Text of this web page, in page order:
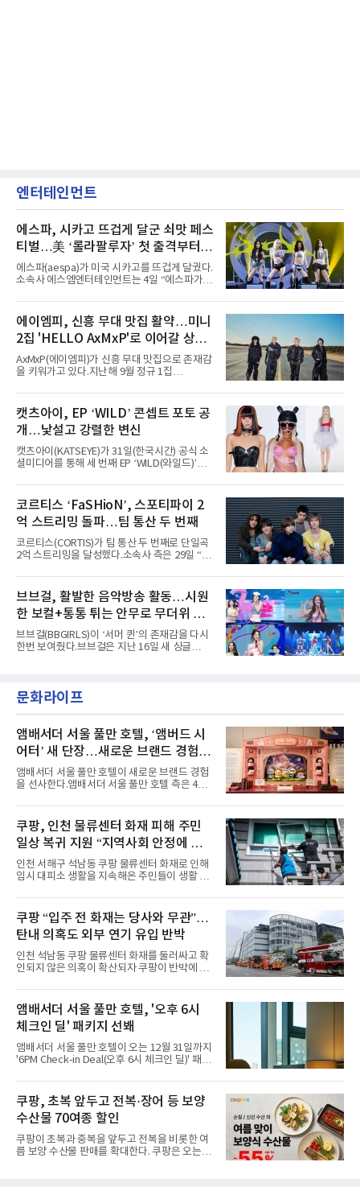
엔터테인먼트
에스파, 시카고 뜨겁게 달군 쇠맛 페스
티벌…美 ‘롤라팔루자’ 첫 출격부터
증명한 존재감
에스파(aespa)가 미국 시카고를 뜨겁게 달궜다.
소속사 에스엠엔터테인먼트는 4일 “에스파가
서 열린 ‘롤라팔루자 시카고’(Lollapalooza
Chicago)의 알리안츠 스테이지에 올랐다”며
“총 14곡으로 구성된 세트리스트를 선사, 데뷔 7
년 차다운 노련한 무대 매너와 파워풀한 에너지
로 현장의 분위기를 압도했다”고 밝혔다.1991
년 시작된 ‘롤라팔루자’는 8개 스테이지, 170여
팀의 아티스트와 40만 명 이상의 관객이 운집하
코르티스 등 K팝 스타들이 출연진 명단에 이름
을 올렸다.이날 에스파는
에이엠피, 신흥 무대 맛집 활약…미니
2집 'HELLO AxMxP'로 이어갈 상승
세
AxMxP(에이엠피)가 신흥 무대 맛집으로 존재감
을 키워가고 있다.지난해 9월 정규 1집
AxMxP는 데뷔 전부터 버스킹과 각종 페스티벌,
공연 무대에 오르며 실전 경험을 쌓아왔다.이들
은 소속사 패밀리 콘서트를 비롯해 '뷰티풀 민트
라이프 2025', '2025 부산국제록페스티벌' 등 대
형 무대에 잇달아 출연해 당찬 에너지와 풋풋한
매력으로 음악팬들의 눈도장을 찍었다.이후
AxMxP는 '카운트다운 판타지 2025-2026',
정적인 실력을 입증했고, 올해 '2026 어썸뮤직
페스티벌', '뷰티풀 민트 라이프 2026', '2026
캣츠아이, EP ‘WILD’ 콘셉트 포토 공
개…낯설고 강렬한 변신
캣츠아이(KATSEYE)가 31일(한국시간) 공식 소
셜미디어를 통해 세 번째 EP ‘WILD(와일드)’의
heart(와일드 하트)’라는 제목이 붙은 콘셉트 포
토에는 멤버들의 본능적이고 야성적인 면모가
강렬하게 담겼다. 짙은 아이섀도와 푸른빛·금빛·
붉은빛의 컬러 렌즈가 비현실적인 분위기를 자
아내고, 여러 원색이 불규칙하게 뒤섞인 멀티컬
러 헤어와 과감한 블루·블랙 립 메이크업이 낯설
고도 매혹적인 비주얼을 완성했다.스타일링 역
엣을 거침없이 결합했다. 멤버들은 각기 다른 개
성을 살린 스타일링을 선
코르티스 ‘FaSHioN’, 스포티파이 2
억 스트리밍 돌파…팀 통산 두 번째
코르티스(CORTIS)가 팀 통산 두 번째로 단일곡
2억 스트리밍을 달성했다.소속사 측은 29일 “코
벌 오디오·음원 스트리밍 플랫폼 스포티파이에
서 27일 자로 누적 재생 수 2억 회를 돌파했
다”고 밝혔다.곡이 발표된 지 약 10개월 만이다.
팀의 첫 번째 2억 스트리밍 곡은 동일 음반에 수
록된 ‘GO!’다. 이 노래는 공개 약 9개월 만인 지
난달 26일 자에 2억 고지를 밟았다. 이는 최근 5
년 내 데뷔한 보이그룹의 곡 중 최단기 2억 달성
했다. “내 티, 5 bucks 바지는, 만원” 등 멤버들
의 라이프 스타일
브브걸, 활발한 음악방송 활동…시원
한 보컬+통통 튀는 안무로 무더위 사
냥
브브걸(BBGIRLS)이 ‘서머 퀸’의 존재감을 다시
한번 보여줬다.브브걸은 지난 16일 새 싱글
MBC '쇼! 음악중심', SBS '인기가요' 등 주요 음
악방송 무대에 올라 화려한 퍼포먼스를 펼쳤다.
력을 앞세워 매 무대 색다른 볼거리를 선사했다.
특히 화사한 파스텔 톤의 비치웨어부터 청량한
마린룩, 햇살 아래 반짝이는 물결을 연상시키는
스커트, 강렬한 붉은 계열의 스타일링까지 각기
다른 매력을 선보였다. 브브걸은 다채로운 여름
패션을 완벽하게 소화하며 보
문화라이프
앰배서더 서울 풀만 호텔, ‘앰버드 시
어터’ 새 단장…새로운 브랜드 경험 선
사
앰배서더 서울 풀만 호텔이 새로운 브랜드 경험
을 선사한다.앰배서더 서울 풀만 호텔 측은 4일
이야기를 담은 인형 극장 콘셉트의 공간 ‘앰버드
시어터(Ambird Theater)’를 새롭게 선보인
다”고 밝혔다.앰배서더 서울 풀만 호텔은 로비
한편에 마련된 앰버드 존을 통해 앰버드의 세계
관을 소개해왔다. 앰버드 존은 앰버드가 우주여
행 중 수집한 다양한 굿즈를 전시한 '앰버드 플래
닛(Ambird Planet)과 계절별 플라워 연출로 사
라 극장을 모티브로 한 데코레이션으로 구성됐
다. 무대 공간 및 티켓 박스
쿠팡, 인천 물류센터 화재 피해 주민
일상 복귀 지원 “지역사회 안정에 총
력”
인천 서해구 석남동 쿠팡 물류센터 화재로 인해
임시 대피소 생활을 지속해온 주민들이 생활 터
필먼트서비스(CFS)가 지난 28일부터 화재 피해
주민을 대상으로 전문 출장 청소서비스 지원에
나섬으로써 본격적인 지역사회 복구 작업이 시
작된 것이다.대피소 주민 중심 청소 접수, 첫날
부터 2가구 지원 완료CFS는 신현초등학교, 신
현북초등학교, 신현여자중학교 등 인천 서해구
관내 임시 대피소 3곳에서 체류해온 화재 피해
민들의 호응 속에 CFS는 즉시 행동에 나섰다. 지
난 28일 오후 전문 청소업체와
쿠팡 “입주 전 화재는 당사와 무관”…
탄내 의혹도 외부 연기 유입 반박
인천 석남동 쿠팡 물류센터 화재를 둘러싸고 확
인되지 않은 의혹이 확산되자 쿠팡이 반박에 나
에 대해서는 외부 화재 연기 유입이라고 설명했
고, 2023년 같은 물류센터에서 발생한 화재에
대해서도 쿠팡 입주 전 공사 과정에서 벌어진 일
이라며 선을 그었다.쿠팡은 21일 인천 물류센터
내부에서 불이 타는 냄새가 났다는 의혹과 관련
해 “사실무근”이라는 입장을 밝혔다.회사 측은
“인근에서 지난 15일 다른 회사에서 발생한 대
것으로 확인됐다”고 설명했다.이어 “정확한 화
재 원인은 추후 조사될
앰배서더 서울 풀만 호텔, '오후 6시
체크인 딜' 패키지 선봬
앰배서더 서울 풀만 호텔이 오는 12월 31일까지
'6PM Check-in Deal(오후 6시 체크인 딜)' 패키
으로 여유로운 저녁 시간부터 호텔 스테이를 시
작할 수 있도록 준비됐다.앰배서더 서울 풀만 호
텔 측은 “퇴근 후 또는 주말 도심 속에서 짧지만
온전한 휴식을 원하는 고객들에게 특별한 경험
을 제공한다”고 밝혔다.패키지는 디럭스와 이그
제큐티브 두 가지 타입으로 구성된다. 디럭스 패
키지는 객실 1박(룸 온리)으로 심플한 호캉스를
쿠팡, 초복 앞두고 전복·장어 등 보양
수산물 70여종 할인
쿠팡이 초복과 중복을 앞두고 전복을 비롯한 여
름 보양 수산물 판매를 확대한다. 쿠팡은 오는